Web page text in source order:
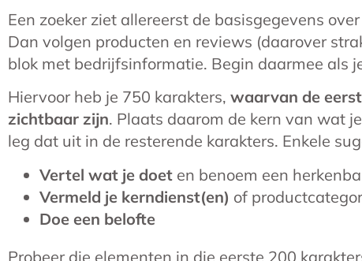
Een zoeker ziet allereerst de basisgegevens
Dan volgen producten en reviews (daarover
blok met bedrijfsinformatie. Begin daarmee als
Hiervoor heb je 750 karakters, waarvan de
zichtbaar zijn. Plaats daarom de kern van wat
leg dat uit in de resterende karakters. Enkele
Vertel wat je doet en benoem een
Vermeld je kerndienst(en) of
Doe een belofte
Probeer die elementen in die eerste 200